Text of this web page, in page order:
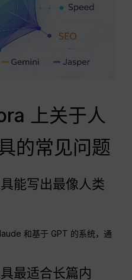
上关于人
的常见问题
能写出最像人类
和基于 GPT 的系统，通
最适合长篇内